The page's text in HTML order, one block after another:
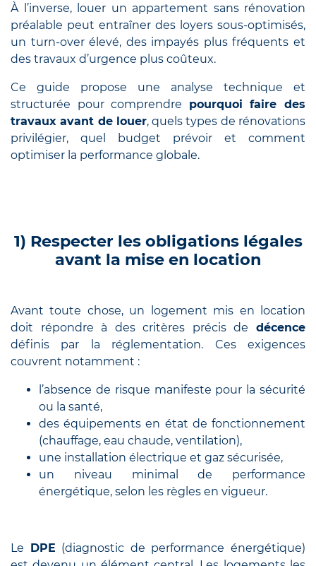
À l’inverse, louer un appartement sans rénovation
préalable peut entraîner des loyers sous-optimisés,
un turn-over élevé, des impayés plus fréquents et
des travaux d’urgence plus coûteux.
Ce guide propose une analyse technique et
structurée pour comprendre pourquoi faire des
travaux avant de louer, quels types de rénovations
privilégier, quel budget prévoir et comment
optimiser la performance globale.
1) Respecter les obligations légales
avant la mise en location
Avant toute chose, un logement mis en location
doit répondre à des critères précis de décence
définis par la réglementation. Ces exigences
couvrent notamment :
l’absence de risque manifeste pour la sécurité
ou la santé,
des équipements en état de fonctionnement
(chauffage, eau chaude, ventilation),
une installation électrique et gaz sécurisée,
un niveau minimal de performance
énergétique, selon les règles en vigueur.
Le DPE (diagnostic de performance énergétique)